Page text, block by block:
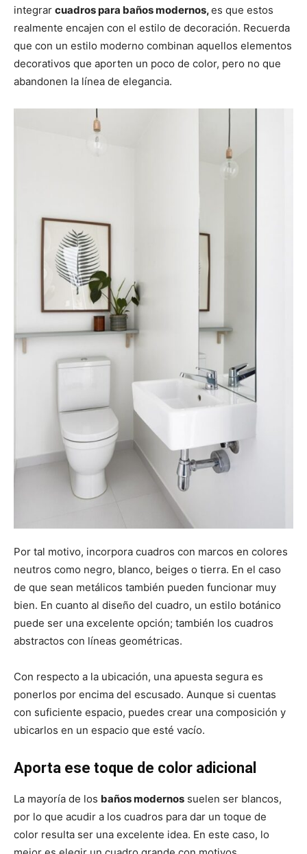
integrar cuadros para baños modernos,es que estos
realmente encajen con el estilo de decoración. Recuerda
que con un estilo moderno combinan aquellos elementos
decorativos que aporten un poco de color, pero no que
abandonen la línea de elegancia.
Por tal motivo, incorpora cuadros con marcos en colores
neutros como negro, blanco, beiges o tierra. En el caso
de que sean metálicos también pueden funcionar muy
bien. En cuanto al diseño del cuadro, un estilo botánico
puede ser una excelente opción; también los cuadros
abstractos con líneas geométricas.
Con respecto a la ubicación, una apuesta segura es
ponerlos por encima del escusado. Aunque si cuentas
con suficiente espacio, puedes crear una composición y
ubicarlos en un espacio que esté vacío.
Aporta ese toque de color adicional
La mayoría de los baños modernos suelen ser blancos,
por lo que acudir a los cuadros para dar un toque de
color resulta ser una excelente idea. En este caso, lo